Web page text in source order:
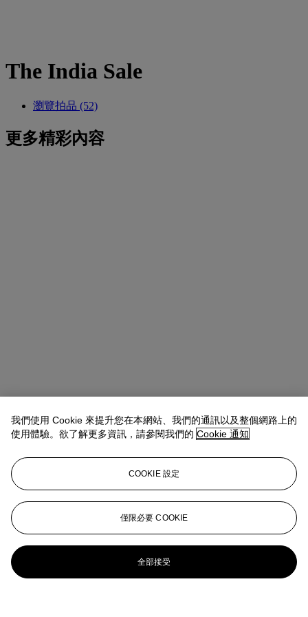
The India Sale
瀏覽拍品 (52)
更多精彩內容
我們使用 Cookie 來提升您在本網站、我們的通訊以及整個網路上的
使用體驗。欲了解更多資訊，請參閱我們的 Cookie 通知
COOKIE 設定
僅限必要 COOKIE
全部接受